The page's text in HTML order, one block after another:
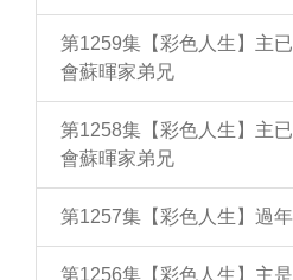
第1259集【彩色人生】主
會蘇暉家弟兄
第1258集【彩色人生】主
會蘇暉家弟兄
第1257集【彩色人生】過
第1256集【彩色人生】主